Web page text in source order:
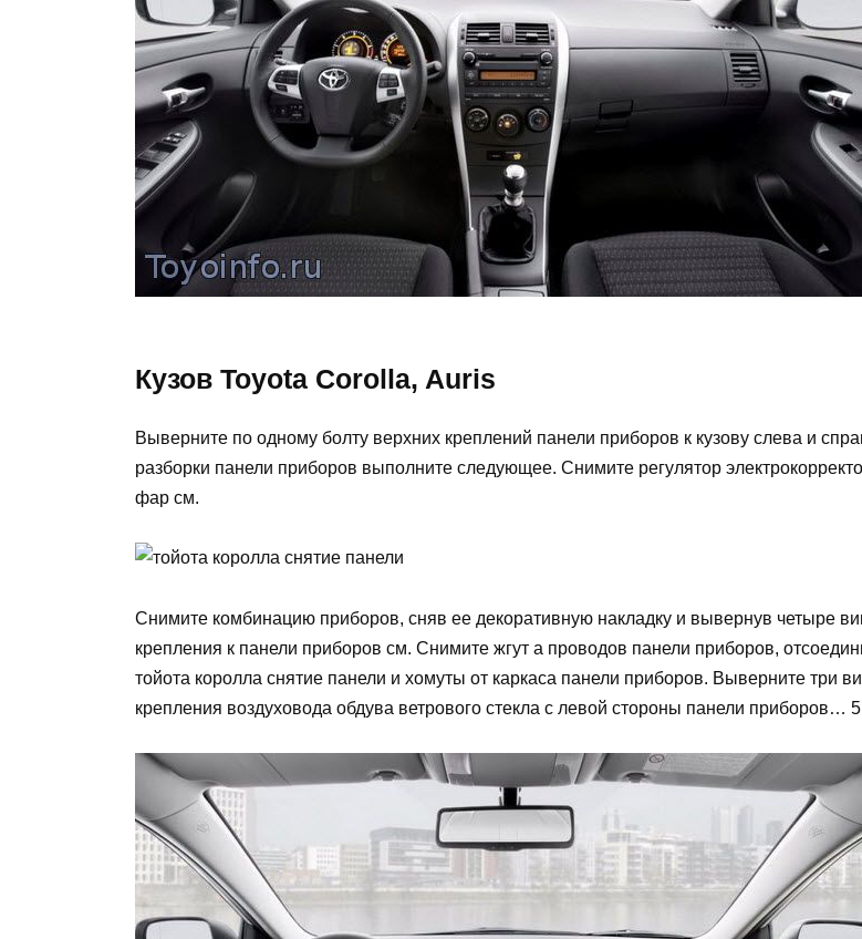
Кузов Toyota Corolla, Auris
Выверните по одному болту верхних креплений панели приборов к кузову слева и
разборки панели приборов выполните следующее. Снимите регулятор
фар см.
Снимите комбинацию приборов, сняв ее декоративную накладку и вывернув четыре
крепления к панели приборов см. Снимите жгут а проводов панели приборов,
тойота королла снятие панели и хомуты от каркаса панели приборов. Выверните три
крепления воздуховода обдува ветрового стекла с левой стороны панели приборов…